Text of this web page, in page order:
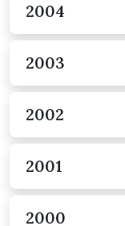
2004
2003
2002
2001
2000